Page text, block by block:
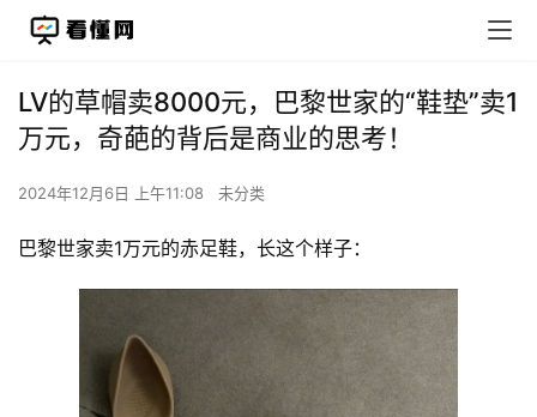
LV的草帽卖8000元，巴黎世家的“鞋垫”卖1
万元，奇葩的背后是商业的思考！
2024年12月6日 上午11:08 未分类
巴黎世家卖1万元的赤足鞋，长这个样子：